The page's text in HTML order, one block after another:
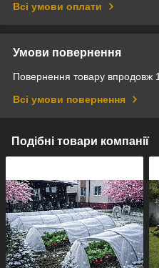
Всі умови оплати
Умови повернення
Повернення товару впродовж
Всі умови повернення
Подібні товари компанії